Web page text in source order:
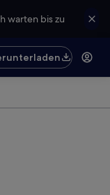
warten bis zu